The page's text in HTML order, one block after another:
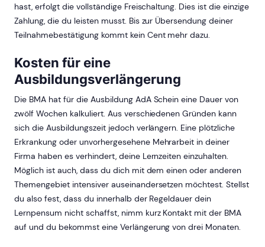
hast, erfolgt die vollständige Freischaltung. Dies ist die einzige
Zahlung, die du leisten musst. Bis zur Übersendung deiner
Teilnahmebestätigung kommt kein Cent mehr dazu.
Kosten für eine
Ausbildungsverlängerung
Die BMA hat für die Ausbildung AdA Schein eine Dauer von
zwölf Wochen kalkuliert. Aus verschiedenen Gründen kann
sich die Ausbildungszeit jedoch verlängern. Eine plötzliche
Erkrankung oder unvorhergesehene Mehrarbeit in deiner
Firma haben es verhindert, deine Lernzeiten einzuhalten.
Möglich ist auch, dass du dich mit dem einen oder anderen
Themengebiet intensiver auseinandersetzen möchtest. Stellst
du also fest, dass du innerhalb der Regeldauer dein
Lernpensum nicht schaffst, nimm kurz Kontakt mit der BMA
auf und du bekommst eine Verlängerung von drei Monaten.